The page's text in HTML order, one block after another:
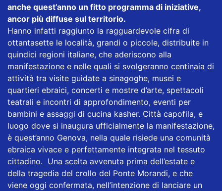
anche quest’anno un fitto programma di iniziative,
ancor più diffuse sul territorio.
Hanno infatti raggiunto la ragguardevole cifra di
ottantasette le località, grandi o piccole, distribuite in
quindici regioni italiane, che aderiscono alla
manifestazione e nelle quali si svolgeranno centinaia di
attività tra visite guidate a sinagoghe, musei e
quartieri ebraici, concerti e mostre d’arte, spettacoli
teatrali e incontri di approfondimento, eventi per
bambini e assaggi di cucina kasher. Città capofila, e
luogo dove si inaugura ufficialmente la manifestazione,
è quest’anno Genova, nella quale risiede una comunità
ebraica vivace e perfettamente integrata nel tessuto
cittadino. Una scelta avvenuta prima dell’estate e
della tragedia del crollo del Ponte Morandi, e che
viene oggi confermata, nell’intenzione di lanciare un